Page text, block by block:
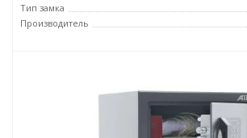
Тип замка
Производитель